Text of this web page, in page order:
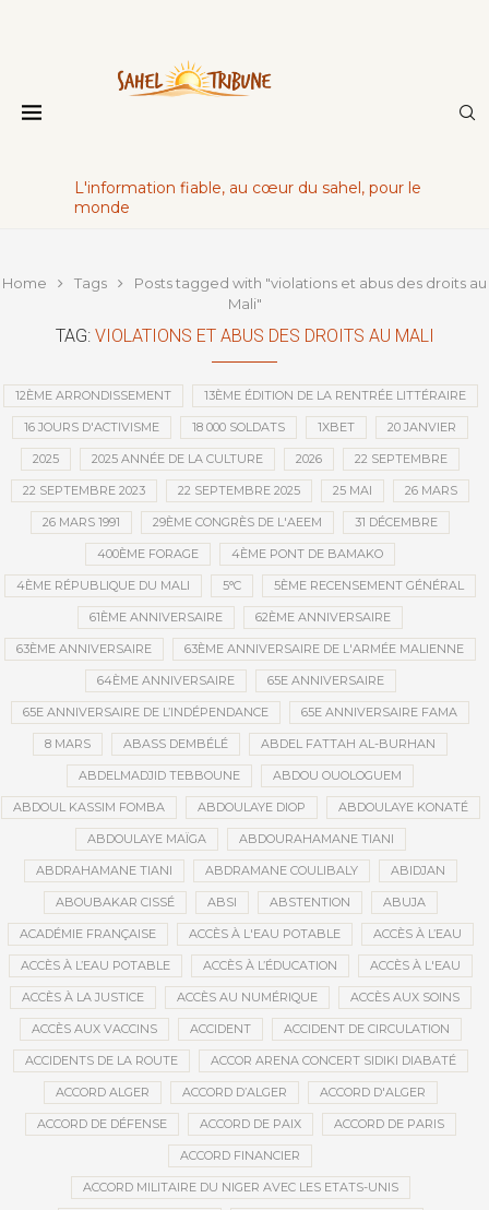
L'information fiable, au cœur du sahel, pour le
monde
Home Tags
Posts tagged with "violations et abus des droits au
Mali"
TAG: VIOLATIONS ET ABUS DES DROITS AU MALI
12ÈME ARRONDISSEMENT 13ÈME ÉDITION DE LA RENTRÉE LITTÉRAIRE
16 JOURS D'ACTIVISME 18 000 SOLDATS 1XBET 20 JANVIER
2025 2025 ANNÉE DE LA CULTURE 2026 22 SEPTEMBRE
22 SEPTEMBRE 2023 22 SEPTEMBRE 2025 25 MAI 26 MARS
26 MARS 1991 29ÈME CONGRÈS DE L'AEEM 31 DÉCEMBRE
400ÈME FORAGE 4ÈME PONT DE BAMAKO
4ÈME RÉPUBLIQUE DU MALI 5°C 5ÈME RECENSEMENT GÉNÉRAL
61ÈME ANNIVERSAIRE 62ÈME ANNIVERSAIRE
63ÈME ANNIVERSAIRE 63ÈME ANNIVERSAIRE DE L'ARMÉE MALIENNE
64ÈME ANNIVERSAIRE 65E ANNIVERSAIRE
65E ANNIVERSAIRE DE L’INDÉPENDANCE 65E ANNIVERSAIRE FAMA
8 MARS ABASS DEMBÉLÉ ABDEL FATTAH AL-BURHAN
ABDELMADJID TEBBOUNE ABDOU OUOLOGUEM
ABDOUL KASSIM FOMBA ABDOULAYE DIOP ABDOULAYE KONATÉ
ABDOULAYE MAÏGA ABDOURAHAMANE TIANI
ABDRAHAMANE TIANI ABDRAMANE COULIBALY ABIDJAN
ABOUBAKAR CISSÉ ABSI ABSTENTION ABUJA
ACADÉMIE FRANÇAISE ACCÈS À L'EAU POTABLE ACCÈS À L’EAU
ACCÈS À L’EAU POTABLE ACCÈS À L’ÉDUCATION ACCÈS À L'EAU
ACCÈS À LA JUSTICE ACCÈS AU NUMÉRIQUE ACCÈS AUX SOINS
ACCÈS AUX VACCINS ACCIDENT ACCIDENT DE CIRCULATION
ACCIDENTS DE LA ROUTE ACCOR ARENA CONCERT SIDIKI DIABATÉ
ACCORD ALGER ACCORD D’ALGER ACCORD D'ALGER
ACCORD DE DÉFENSE ACCORD DE PAIX ACCORD DE PARIS
ACCORD FINANCIER
ACCORD MILITAIRE DU NIGER AVEC LES ETATS-UNIS